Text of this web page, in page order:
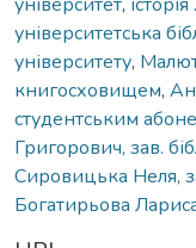
університетська
університету,
книгосховищем,
студентським
Григорович, зав.
Сировицька Неля,
Богатирьова